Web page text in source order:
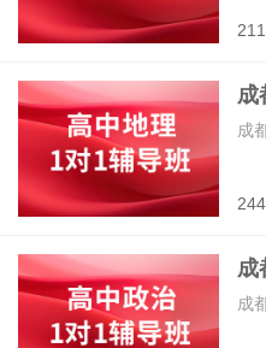
成
班
成
成
班
成